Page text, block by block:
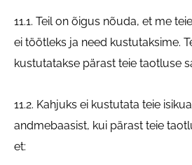
11.1. Teil on õigus nõuda, et me
ei töötleks ja need kustutaksime.
kustutatakse pärast teie taotluse
11.2. Kahjuks ei kustutata teie
andmebaasist, kui pärast teie
et: